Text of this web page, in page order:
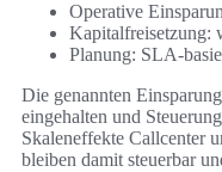
Operative
Kapitalfreisetzung:
Planung: SLA-
Die genannten
eingehalten und
Skaleneffekte Callcenter
bleiben damit steuerbar